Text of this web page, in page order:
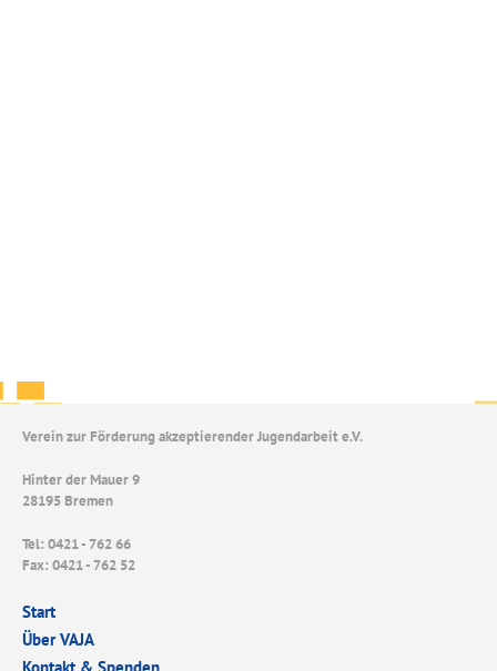
Verein zur Förderung akzeptierender Jugendarbeit e.V.
Hinter der Mauer 9
28195 Bremen
Tel: 0421 - 762 66
Fax: 0421 - 762 52
Start
Über VAJA